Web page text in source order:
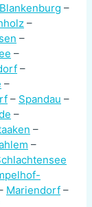
Blankenburg –
–
–
–
–
–
– Spandau –
–
–
–
Mariendorf –